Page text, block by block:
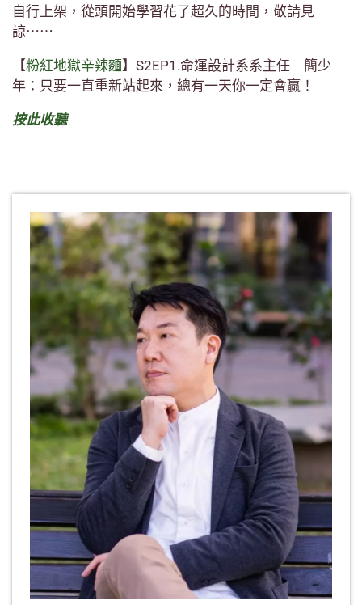
自行上架，從頭開始學習花了超久的時間，敬請見
諒⋯⋯
【粉紅地獄辛辣麵】S2EP1.命運設計系系主任｜簡少
年：只要一直重新站起來，總有一天你一定會贏！
按此收聽